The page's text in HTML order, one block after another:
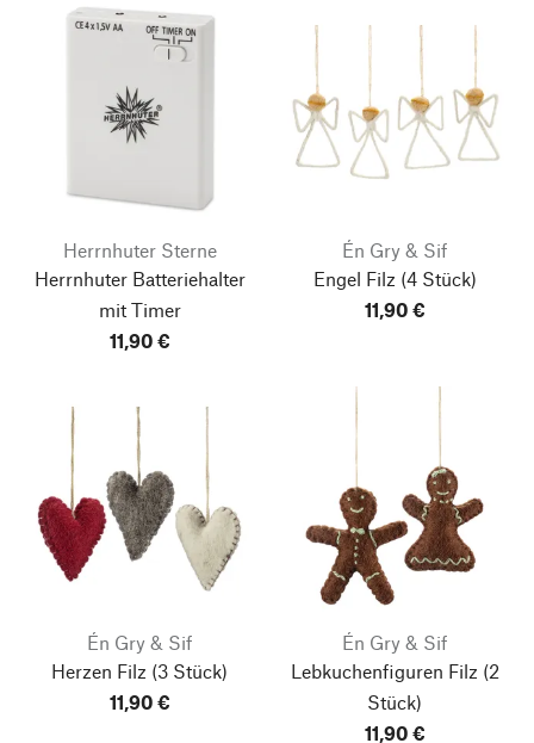
Herrnhuter Sterne
Herrnhuter Batteriehalter
mit Timer
11,90 €
Én Gry & Sif
Engel Filz (4 Stück)
11,90 €
Én Gry & Sif
Herzen Filz (3 Stück)
11,90 €
Én Gry & Sif
Lebkuchenfiguren Filz (2
Stück)
11,90 €